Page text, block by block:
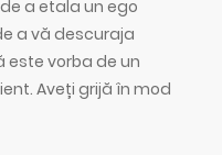
a etala un ego
a vă descuraja
este vorba de un
Aveți grijă în mod